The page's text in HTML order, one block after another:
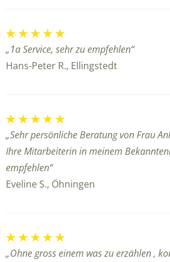
„1a Service, sehr zu empfehlen“
Hans-Peter R., Ellingstedt
„Sehr persönliche Beratung von Frau
Ihre Mitarbeiterin in meinem
empfehlen“
Eveline S., Öhningen
„Ohne gross einem was zu erzählen ,